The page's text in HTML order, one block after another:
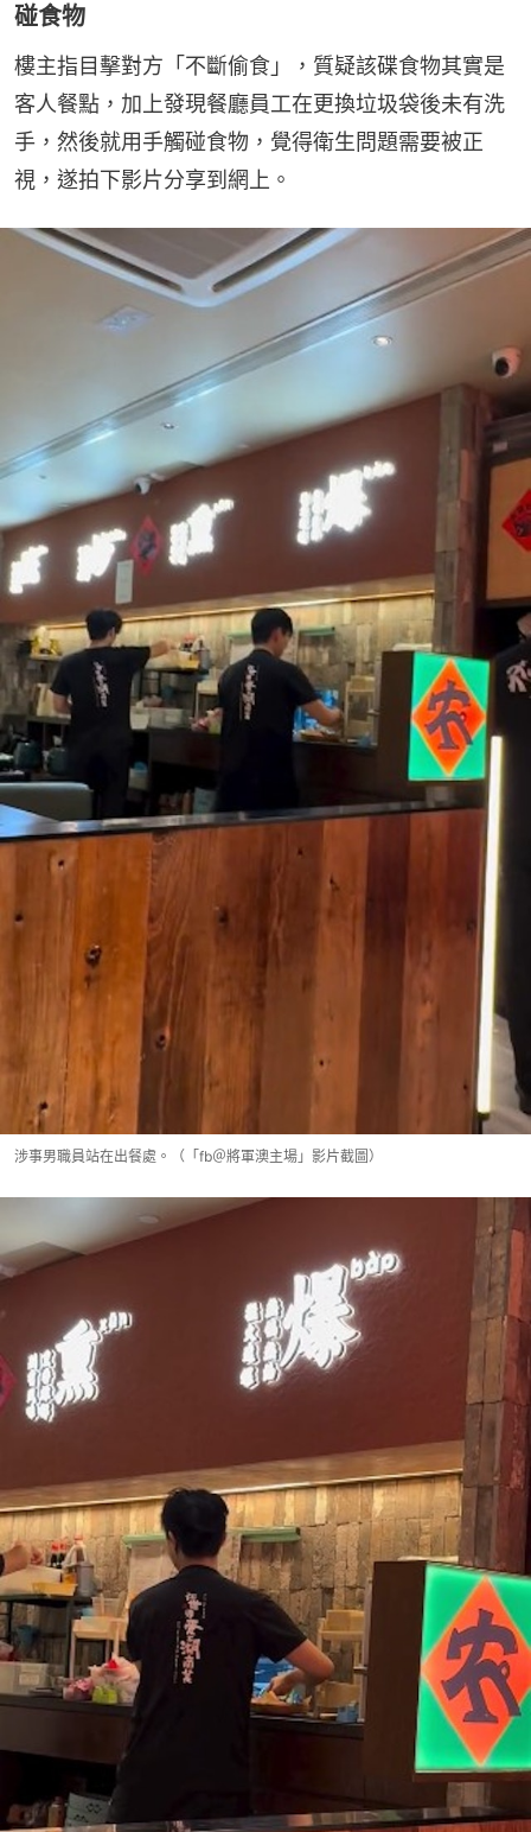
碰食物
樓主指目擊對方「不斷偷食」，質疑該碟食物其實是
客人餐點，加上發現餐廳員工在更換垃圾袋後未有洗
手，然後就用手觸碰食物，覺得衛生問題需要被正
視，遂拍下影片分享到網上。
涉事男職員站在出餐處。（「fb＠將軍澳主場」影片截圖）